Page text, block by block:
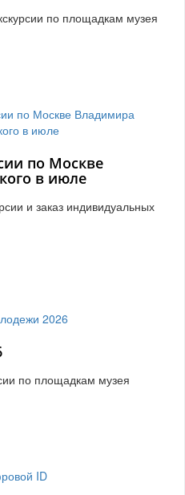
по площадкам музея
по Москве
в июле
и заказ индивидуальных
по площадкам музея